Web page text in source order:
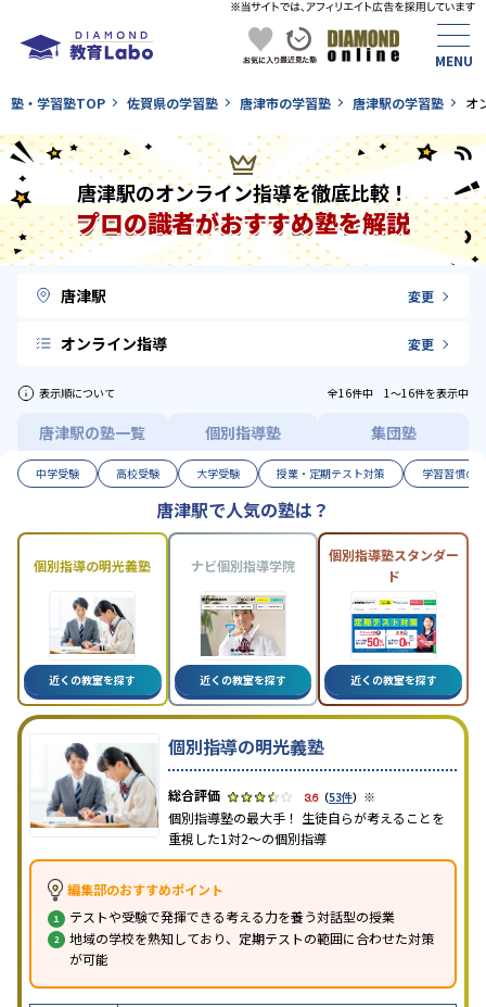
塾・学習塾TOP 佐賀県の学習塾 唐津市の学習塾 唐津駅の学習塾 オ
唐津駅のオンライン指導を徹底比較！
プロの識者がおすすめ塾を解説
唐津駅 変更
オンライン指導 変更
表示順について 全16件中 1〜16件を表示中
唐津駅の塾一覧 個別指導塾 集団塾
中学受験 高校受験 大学受験 授業・定期テスト対策 学習習慣の
唐津駅で人気の塾は？
個別指導の明光義塾
近くの教室を探す
ナビ個別指導学院
近くの教室を探す
個別指導塾スタンダー
ド
近くの教室を探す
個別指導の明光義塾
3.6（53件） ※
個別指導塾の最大手！ 生徒自らが考えることを
重視した1対2〜の個別指導
編集部のおすすめポイント
テストや受験で発揮できる考える力を養う対話型の授業
地域の学校を熟知しており、定期テストの範囲に合わせた対策
が可能